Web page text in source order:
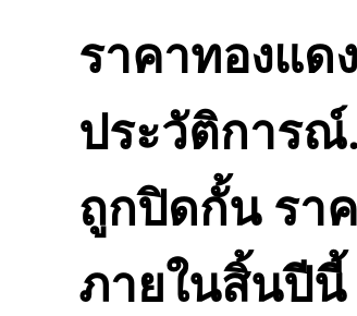
ราคาทองแด
ประวัติการ
ถูกปิดกั้น รา
ภายในสิ้นปีนี้